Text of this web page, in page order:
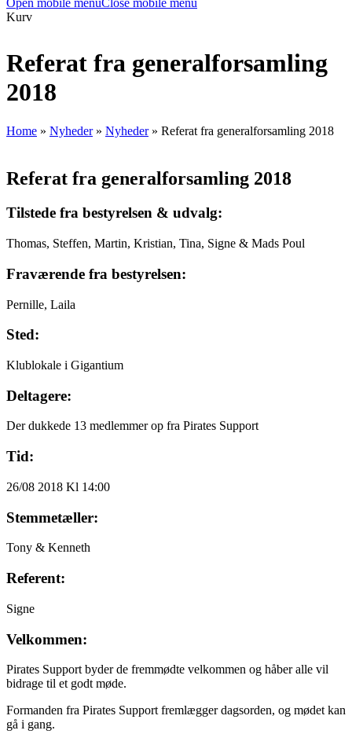
Kurv
Referat fra generalforsamling
2018
Home » Nyheder» Nyheder» Referat fra generalforsamling 2018
Referat fra generalforsamling 2018
Tilstede fra bestyrelsen & udvalg:
Thomas, Steffen, Martin, Kristian, Tina, Signe & Mads Poul
Fraværende fra bestyrelsen:
Pernille, Laila
Sted:
Klublokale i Gigantium
Deltagere:
Der dukkede 13 medlemmer op fra Pirates Support
Tid:
26/08 2018 Kl 14:00
Stemmetæller:
Tony & Kenneth
Referent:
Signe
Velkommen:
Pirates Support byder de fremmødte velkommen og håber alle vil
bidrage til et godt møde.
Formanden fra Pirates Support fremlægger dagsorden, og mødet kan
gå i gang.